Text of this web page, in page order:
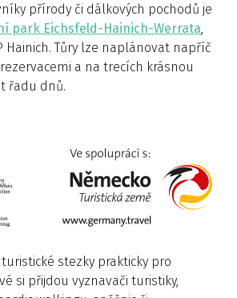
přírody či dálkových pochodů je
park Eichsfeld-Hainich-Werrata
Hainich. Tůry lze naplánovat napříč
a na trecích krásnou
řadu dnů.
stezky prakticky pro
si přijdou vyznavači turistiky,